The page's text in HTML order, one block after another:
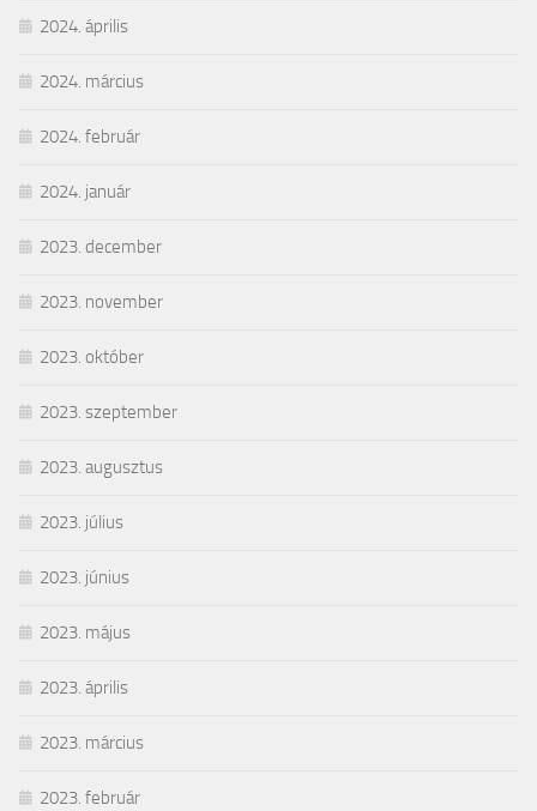
2024. április
2024. március
2024. február
2024. január
2023. december
2023. november
2023. október
2023. szeptember
2023. augusztus
2023. július
2023. június
2023. május
2023. április
2023. március
2023. február